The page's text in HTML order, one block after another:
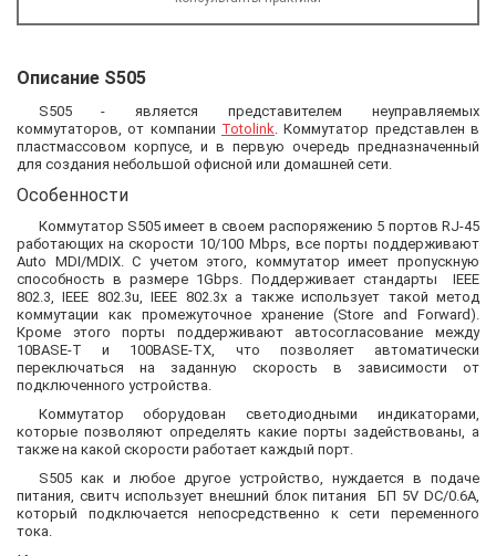
Описание S505
S505 - является представителем неуправляемых
коммутаторов, от компании Totolink. Коммутатор представлен в
пластмассовом корпусе, и в первую очередь предназначенный
для создания небольшой офисной или домашней сети.
Особенности
Коммутатор S505 имеет в своем распоряжению 5 портов RJ-45
работающих на скорости 10/100 Mbps, все порты поддерживают
Auto MDI/MDIX. С учетом этого, коммутатор имеет пропускную
способность в размере 1Gbps. Поддерживает стандарты IEEE
802.3, IEEE 802.3u, IEEE 802.3x а также использует такой метод
коммутации как промежуточное хранение (Store and Forward).
Кроме этого порты поддерживают автосогласование между
10BASE-T и 100BASE-TX, что позволяет автоматически
переключаться на заданную скорость в зависимости от
подключенного устройства.
Коммутатор оборудован светодиодными индикаторами,
которые позволяют определять какие порты задействованы, а
также на какой скорости работает каждый порт.
S505 как и любое другое устройство, нуждается в подаче
питания, свитч использует внешний блок питания БП 5V DC/0.6A,
который подключается непосредственно к сети переменного
тока.